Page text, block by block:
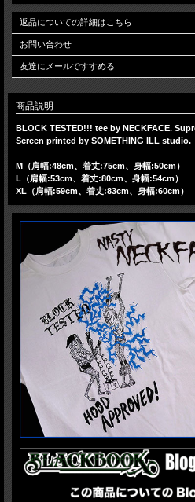
返品についての詳細はこちら
お問い合わせ
友達にメールですすめる
商品説明
BLOCK TESTED!!! tee by NECKFACE.
Screen printed by SOMETHING ILL studio.
M（肩幅:48cm、着丈:75cm、身幅:50cm）
L（肩幅:53cm、着丈:80cm、身幅:54cm）
XL（肩幅:59cm、着丈:83cm、身幅:60cm）